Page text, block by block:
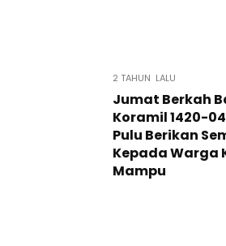
2 TAHUN LALU
Jumat Berkah
Koramil 1420-
Pulu Berikan
Kepada Warga
Mampu